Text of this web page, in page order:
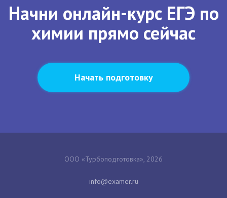
Начни онлайн-курс ЕГЭ по
химии прямо сейчас
Начать подготовку
ООО «Турбоподготовка», 2026